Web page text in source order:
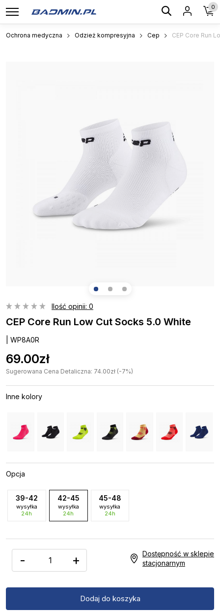
0
Ochrona medyczna Odzież kompresyjna Cep CEP Core Run
Ilość opinii: 0
CEP Core Run Low Cut Socks 5.0 White
| WP8A0R
69.00zł
Sugerowana Cena Detaliczna: 74.00zł (-7%)
Inne kolory
Opcja
39-42
wysyłka
24h
42-45
wysyłka
24h
45-48
wysyłka
24h
- +
Dostępność w sklepie
stacjonarnym